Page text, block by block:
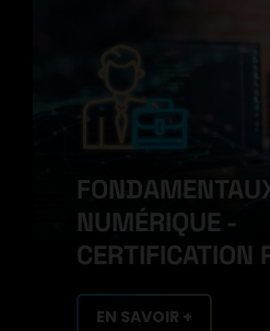
NUMÉRIQUE -
CERTIFICATION
EN SAVOIR +